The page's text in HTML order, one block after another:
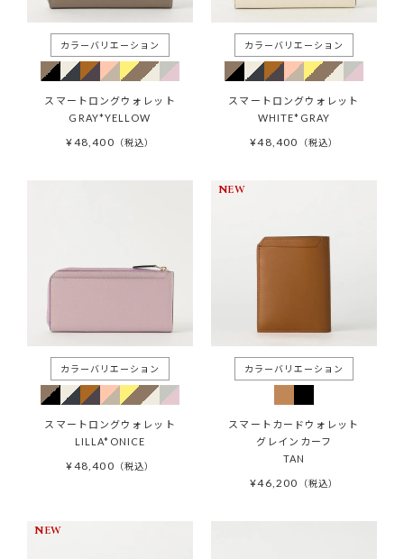
スマートロングウォレット
GRAY*YELLOW
¥48,400 税込
スマートロングウォレット
WHITE*GRAY
¥48,400 税込
スマートロングウォレット
LILLA*ONICE
¥48,400 税込
スマートカードウォレット
グレインカーフ
TAN
NEW
¥46,200 税込
NEW